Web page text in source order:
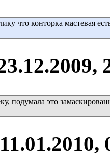
что конторка мастевая
подумала это